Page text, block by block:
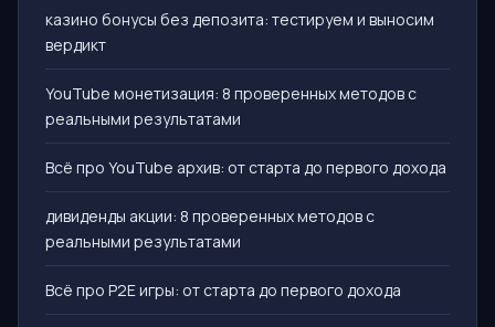
казино бонусы без депозита: тестируем и выносим
вердикт
YouTube монетизация: 8 проверенных методов с
реальными результатами
Всё про YouTube архив: от старта до первого дохода
дивиденды акции: 8 проверенных методов с
реальными результатами
Всё про P2E игры: от старта до первого дохода